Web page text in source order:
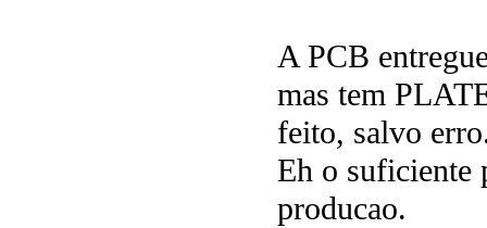
A PCB
mas tem
feito, salvo
Eh o suficiente
producao.